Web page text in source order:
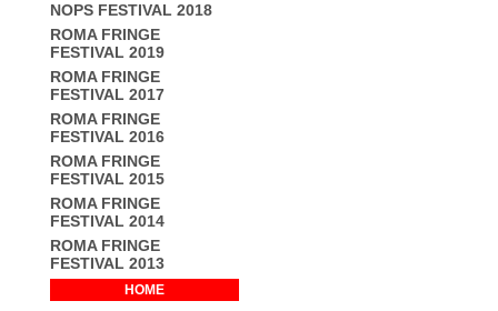
NOPS FESTIVAL 2018
ROMA FRINGE
FESTIVAL 2019
ROMA FRINGE
FESTIVAL 2017
ROMA FRINGE
FESTIVAL 2016
ROMA FRINGE
FESTIVAL 2015
ROMA FRINGE
FESTIVAL 2014
ROMA FRINGE
FESTIVAL 2013
HOME